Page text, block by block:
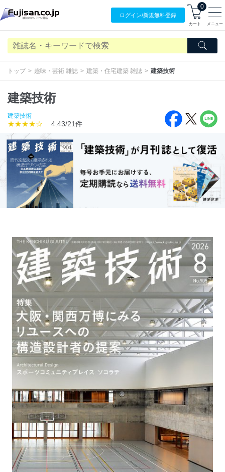
ログイン/新規無料登録
0
カート メニュー
トップ 趣味・芸術 雑誌 建築・住宅建築 雑誌 建築技術
建築技術
建築技術
★★★★☆ 4.43/21件